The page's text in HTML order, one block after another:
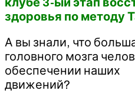
здоровья по методу
А вы знали, что
головного мозга
обеспечении наших
движений?